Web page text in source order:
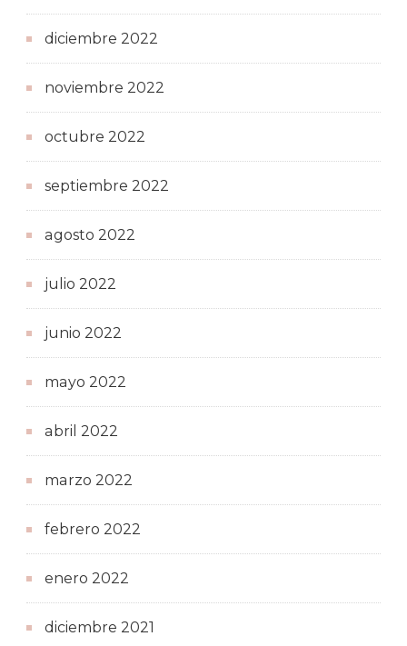
diciembre 2022
noviembre 2022
octubre 2022
septiembre 2022
agosto 2022
julio 2022
junio 2022
mayo 2022
abril 2022
marzo 2022
febrero 2022
enero 2022
diciembre 2021